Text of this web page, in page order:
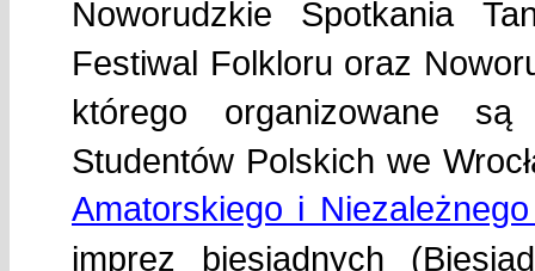
Noworudzkie Spotkania
Festiwal Folkloru oraz
którego organizowane
Studentów Polskich we
Amatorskiego i
imprez biesiadnych